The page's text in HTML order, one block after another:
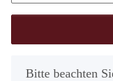
x
Bitte beachten